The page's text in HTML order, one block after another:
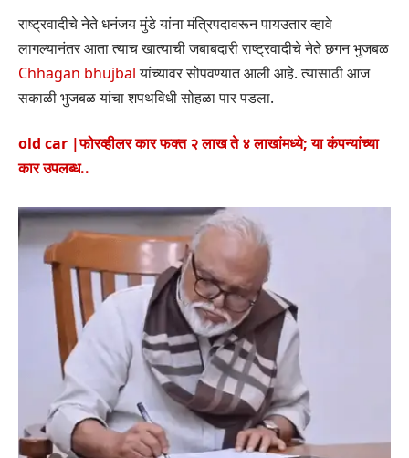
राष्ट्रवादीचे नेते धनंजय मुंडे यांना मंत्रिपदावरून पायउतार व्हावे
लागल्यानंतर आता त्याच खात्याची जबाबदारी राष्ट्रवादीचे नेते छगन भुजबळ
Chhagan bhujbalयांच्यावर सोपवण्यात आली आहे. त्यासाठी आज
सकाळी भुजबळ यांचा शपथविधी सोहळा पार पडला.
old car |फोरव्हीलर कार फक्त २ लाख ते ४ लाखांमध्ये; या कंपन्यांच्या
कार उपलब्ध..